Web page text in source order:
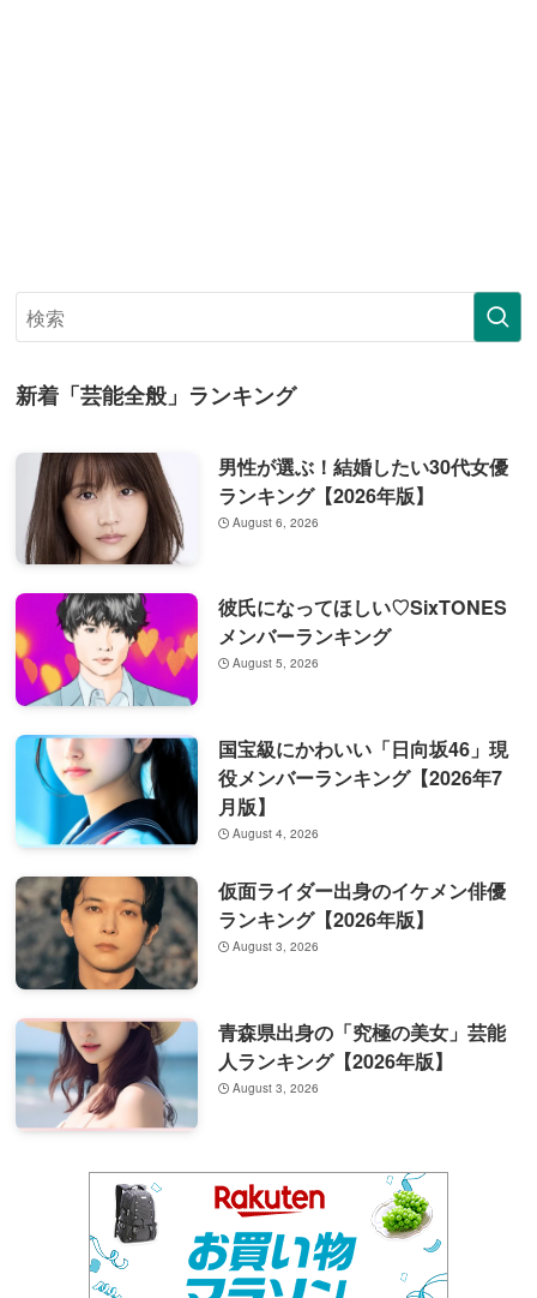
新着「芸能全般」ランキング
男性が選ぶ！結婚したい30代女優
ランキング【2026年版】
August 6, 2026
彼氏になってほしい♡SixTONES
メンバーランキング
August 5, 2026
国宝級にかわいい「日向坂46」現
役メンバーランキング【2026年7
月版】
August 4, 2026
仮面ライダー出身のイケメン俳優
ランキング【2026年版】
August 3, 2026
青森県出身の「究極の美女」芸能
人ランキング【2026年版】
August 3, 2026